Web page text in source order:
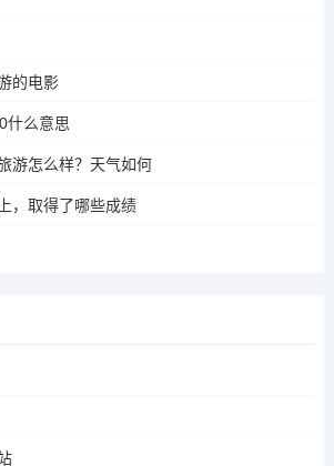
的电影
什么意思
游怎么样？天气如何
，取得了哪些成绩